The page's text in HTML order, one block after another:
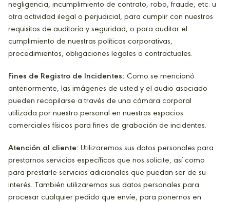
negligencia, incumplimiento de contrato, robo, fraude, etc. u
otra actividad ilegal o perjudicial, para cumplir con nuestros
requisitos de auditoría y seguridad, o para auditar el
cumplimiento de nuestras políticas corporativas,
procedimientos, obligaciones legales o contractuales.
Fines de Registro de Incidentes: Como se mencionó
anteriormente, las imágenes de usted y el audio asociado
pueden recopilarse a través de una cámara corporal
utilizada por nuestro personal en nuestros espacios
comerciales físicos para fines de grabación de incidentes.
Atención al cliente: Utilizaremos sus datos personales para
prestarnos servicios específicos que nos solicite, así como
para prestarle servicios adicionales que puedan ser de su
interés. También utilizaremos sus datos personales para
procesar cualquier pedido que envíe, para ponernos en